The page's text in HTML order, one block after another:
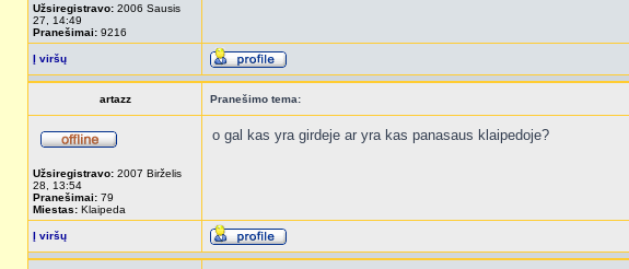
Užsiregistravo: 2006 Sausis
27, 14:49
Pranešimai: 9216
Į viršų
artazz Pranešimo tema:
Užsiregistravo: 2007 Birželis
28, 13:54
Pranešimai: 79
Miestas: Klaipeda
o gal kas yra girdeje ar yra kas panasaus klaipedoje?
Į viršų